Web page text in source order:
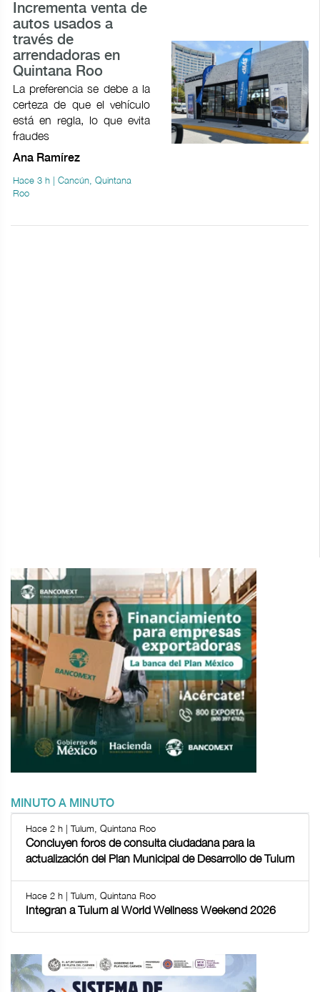
Incrementa venta de
autos usados a
través de
arrendadoras en
Quintana Roo
La preferencia se debe a la
certeza de que el vehículo
está en regla, lo que evita
fraudes
Ana Ramírez
Hace 3 h | Cancún, Quintana
Roo
MINUTO A MINUTO
Hace 2 h | Tulum, Quintana Roo
Concluyen foros de consulta ciudadana para la
actualización del Plan Municipal de Desarrollo de Tulum
Hace 2 h | Tulum, Quintana Roo
Integran a Tulum al World Wellness Weekend 2026